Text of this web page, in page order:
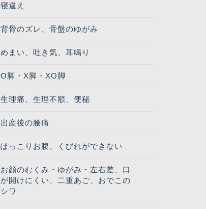
寝違え
背骨のズレ、骨盤のゆがみ
めまい、吐き気、耳鳴り
O脚・X脚・XO脚
生理痛、生理不順、便秘
出産後の腰痛
ぽっこりお腹、くびれができない
お顔のむくみ・ゆがみ・左右差、口
が開けにくい、二重あご、おでこの
シワ